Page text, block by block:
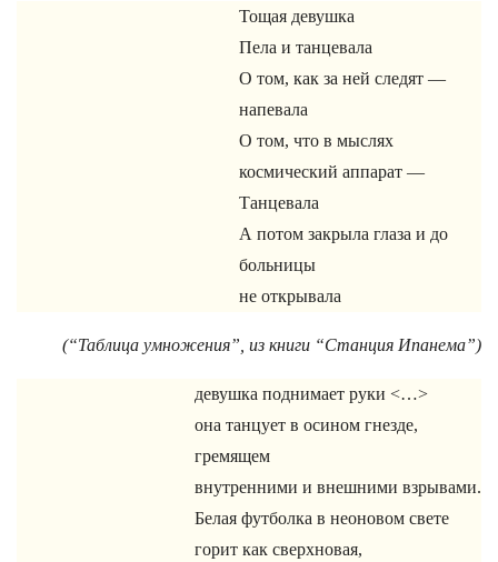
Тощая девушка
Пела и танцевала
О том, как за ней следят —
напевала
О том, что в мыслях
космический аппарат —
Танцевала
А потом закрыла глаза и до
больницы
не открывала
(“Таблица умножения”, из книги “Станция Ипанема”)
девушка поднимает руки <…>
она танцует в осином гнезде,
гремящем
внутренними и внешними взрывами.
Белая футболка в неоновом свете
горит как сверхновая,